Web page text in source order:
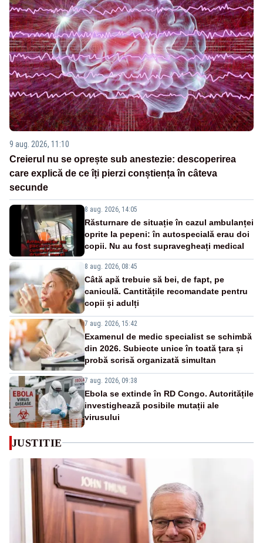
9 aug. 2026, 11:10
Creierul nu se oprește sub anestezie: descoperirea
care explică de ce îți pierzi conștiența în câteva
secunde
8 aug. 2026, 14:05
Răsturnare de situație în cazul ambulanței
oprite la pepeni: în autospecială erau doi
copii. Nu au fost supravegheați medical
8 aug. 2026, 08:45
Câtă apă trebuie să bei, de fapt, pe
caniculă. Cantitățile recomandate pentru
copii și adulți
7 aug. 2026, 15:42
Examenul de medic specialist se schimbă
din 2026. Subiecte unice în toată țara și
probă scrisă organizată simultan
7 aug. 2026, 09:38
Ebola se extinde în RD Congo. Autoritățile
investighează posibile mutații ale
virusului
JUSTITIE